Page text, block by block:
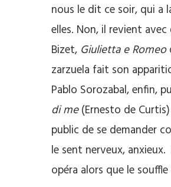
nous le dit ce soir, qui a
elles. Non, il revient avec
Bizet, Giulietta e Romeo
zarzuela fait son
Pablo Sorozabal, enfin,
di me(Ernesto de
public de se demander
le sent nerveux,
opéra alors que le